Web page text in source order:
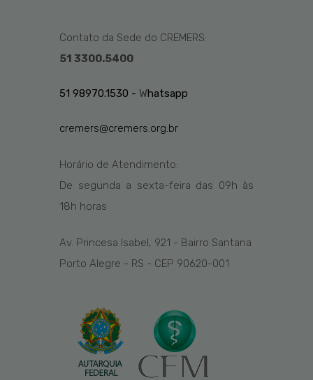
Contato da Sede do CREMERS:
51 3300.5400
51 98970.1530 - Whatsapp
cremers@cremers.org.br
Horário de Atendimento:
De segunda a sexta-feira das 09h às
18h horas
Av. Princesa Isabel, 921 - Bairro Santana
Porto Alegre - RS - CEP 90620-001